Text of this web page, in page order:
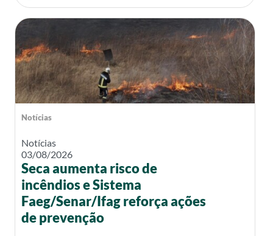
Notícias
Notícias
03/08/2026
Seca aumenta risco de
incêndios e Sistema
Faeg/Senar/Ifag reforça ações
de prevenção